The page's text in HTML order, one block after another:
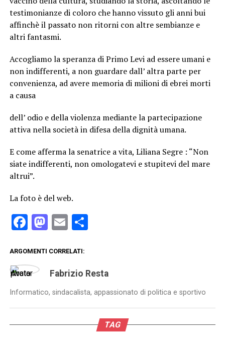
testimonianze di coloro che hanno vissuto gli anni bui
affinchè il passato non ritorni con altre sembianze e
altri fantasmi.
Accogliamo la speranza di Primo Levi ad essere umani e
non indifferenti, a non guardare dall’ altra parte per
convenienza, ad avere memoria di milioni di ebrei morti
a causa
dell’ odio e della violenza mediante la partecipazione
attiva nella società in difesa della dignità umana.
E come afferma la senatrice a vita, Liliana Segre : “Non
siate indifferenti, non omologatevi e stupitevi del mare
altrui”.
La foto è del web.
Facebook
Mastodon
EmailCondividi
ARGOMENTI CORRELATI:
Fabrizio Resta
Informatico, sindacalista, appassionato di politica e sportivo
TAG